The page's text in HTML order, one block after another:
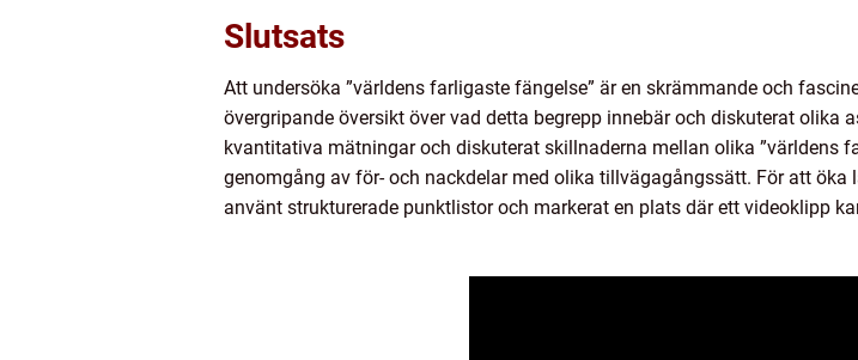
Slutsats
Att undersöka ”världens farligaste fängelse” är en skrämmande och
övergripande översikt över vad detta begrepp innebär och diskuterat olika
kvantitativa mätningar och diskuterat skillnaderna mellan olika ”världens
genomgång av för- och nackdelar med olika tillvägagångssätt. För att
använt strukturerade punktlistor och markerat en plats där ett videoklipp